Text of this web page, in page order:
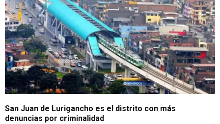
San Juan de Lurigancho es el distrito con más
denuncias por criminalidad